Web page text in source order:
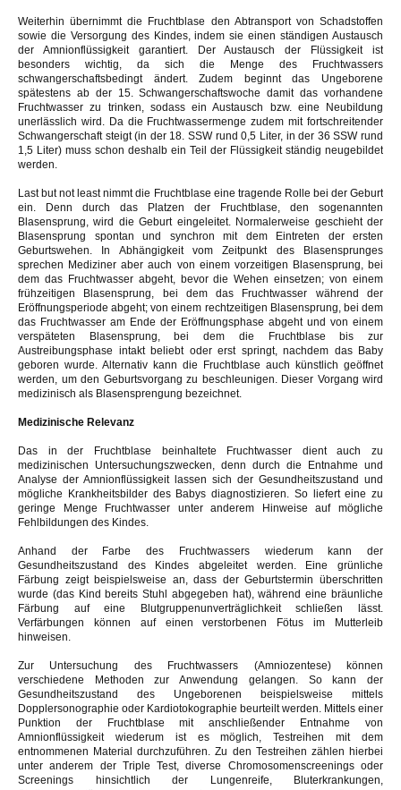
Weiterhin übernimmt die Fruchtblase den Abtransport von Schadstoffen
sowie die Versorgung des Kindes, indem sie einen ständigen Austausch
der Amnionflüssigkeit garantiert. Der Austausch der Flüssigkeit ist
besonders wichtig, da sich die Menge des Fruchtwassers
schwangerschaftsbedingt ändert. Zudem beginnt das Ungeborene
spätestens ab der 15. Schwangerschaftswoche damit das vorhandene
Fruchtwasser zu trinken, sodass ein Austausch bzw. eine Neubildung
unerlässlich wird. Da die Fruchtwassermenge zudem mit fortschreitender
Schwangerschaft steigt (in der 18. SSW rund 0,5 Liter, in der 36 SSW rund
1,5 Liter) muss schon deshalb ein Teil der Flüssigkeit ständig neugebildet
werden.
Last but not least nimmt die Fruchtblase eine tragende Rolle bei der Geburt
ein. Denn durch das Platzen der Fruchtblase, den sogenannten
Blasensprung, wird die Geburt eingeleitet. Normalerweise geschieht der
Blasensprung spontan und synchron mit dem Eintreten der ersten
Geburtswehen. In Abhängigkeit vom Zeitpunkt des Blasensprunges
sprechen Mediziner aber auch von einem vorzeitigen Blasensprung, bei
dem das Fruchtwasser abgeht, bevor die Wehen einsetzen; von einem
frühzeitigen Blasensprung, bei dem das Fruchtwasser während der
Eröffnungsperiode abgeht; von einem rechtzeitigen Blasensprung, bei dem
das Fruchtwasser am Ende der Eröffnungsphase abgeht und von einem
verspäteten Blasensprung, bei dem die Fruchtblase bis zur
Austreibungsphase intakt beliebt oder erst springt, nachdem das Baby
geboren wurde. Alternativ kann die Fruchtblase auch künstlich geöffnet
werden, um den Geburtsvorgang zu beschleunigen. Dieser Vorgang wird
medizinisch als Blasensprengung bezeichnet.
Medizinische Relevanz
Das in der Fruchtblase beinhaltete Fruchtwasser dient auch zu
medizinischen Untersuchungszwecken, denn durch die Entnahme und
Analyse der Amnionflüssigkeit lassen sich der Gesundheitszustand und
mögliche Krankheitsbilder des Babys diagnostizieren. So liefert eine zu
geringe Menge Fruchtwasser unter anderem Hinweise auf mögliche
Fehlbildungen des Kindes.
Anhand der Farbe des Fruchtwassers wiederum kann der
Gesundheitszustand des Kindes abgeleitet werden. Eine grünliche
Färbung zeigt beispielsweise an, dass der Geburtstermin überschritten
wurde (das Kind bereits Stuhl abgegeben hat), während eine bräunliche
Färbung auf eine Blutgruppenunverträglichkeit schließen lässt.
Verfärbungen können auf einen verstorbenen Fötus im Mutterleib
hinweisen.
Zur Untersuchung des Fruchtwassers (Amniozentese) können
verschiedene Methoden zur Anwendung gelangen. So kann der
Gesundheitszustand des Ungeborenen beispielsweise mittels
Dopplersonographie oder Kardiotokographie beurteilt werden. Mittels einer
Punktion der Fruchtblase mit anschließender Entnahme von
Amnionflüssigkeit wiederum ist es möglich, Testreihen mit dem
entnommenen Material durchzuführen. Zu den Testreihen zählen hierbei
unter anderem der Triple Test, diverse Chromosomenscreenings oder
Screenings hinsichtlich der Lungenreife, Bluterkrankungen,